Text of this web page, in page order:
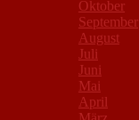
Oktober
September
August
Juli
Juni
Mai
April